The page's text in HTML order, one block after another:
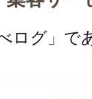
ログ」